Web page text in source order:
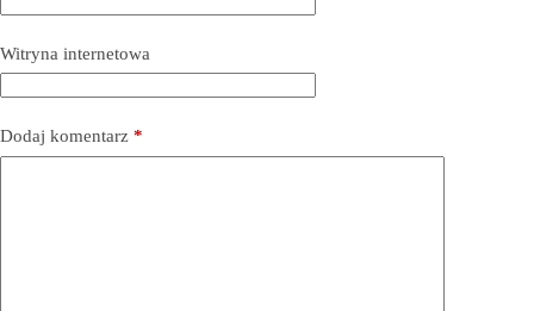
Witryna internetowa
Dodaj komentarz *